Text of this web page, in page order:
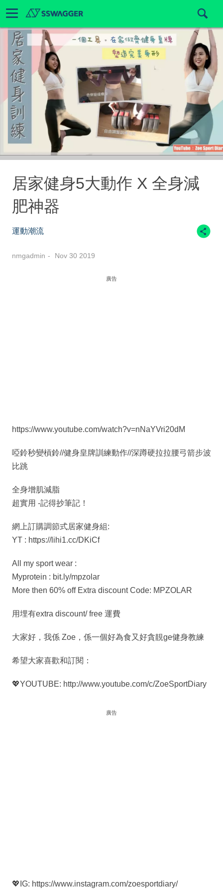
居家健身5大動作 X 全身減
肥神器
運動潮流
nmgadmin Nov 30 2019
廣告
https://www.youtube.com/watch?v=nNaYVri20dM
啞鈴秒變槓鈴//健身皇牌訓練動作//深蹲硬拉拉腰弓箭步波
比跳
全身增肌減脂
超實用 -記得抄筆記！
網上訂購調節式居家健身組:
YT : https://lihi1.cc/DKiCf
All my sport wear :
Myprotein : bit.ly/mpzolar
More then 60% off Extra discount Code: MPZOLAR
用埋有extra discount/ free 運費
大家好，我係 Zoe，係一個好為食又好貪靚ge健身教練
希望大家喜歡和訂閱：
💖YOUTUBE: http://www.youtube.com/c/ZoeSportDiary
廣告
💖IG: https://www.instagram.com/zoesportdiary/